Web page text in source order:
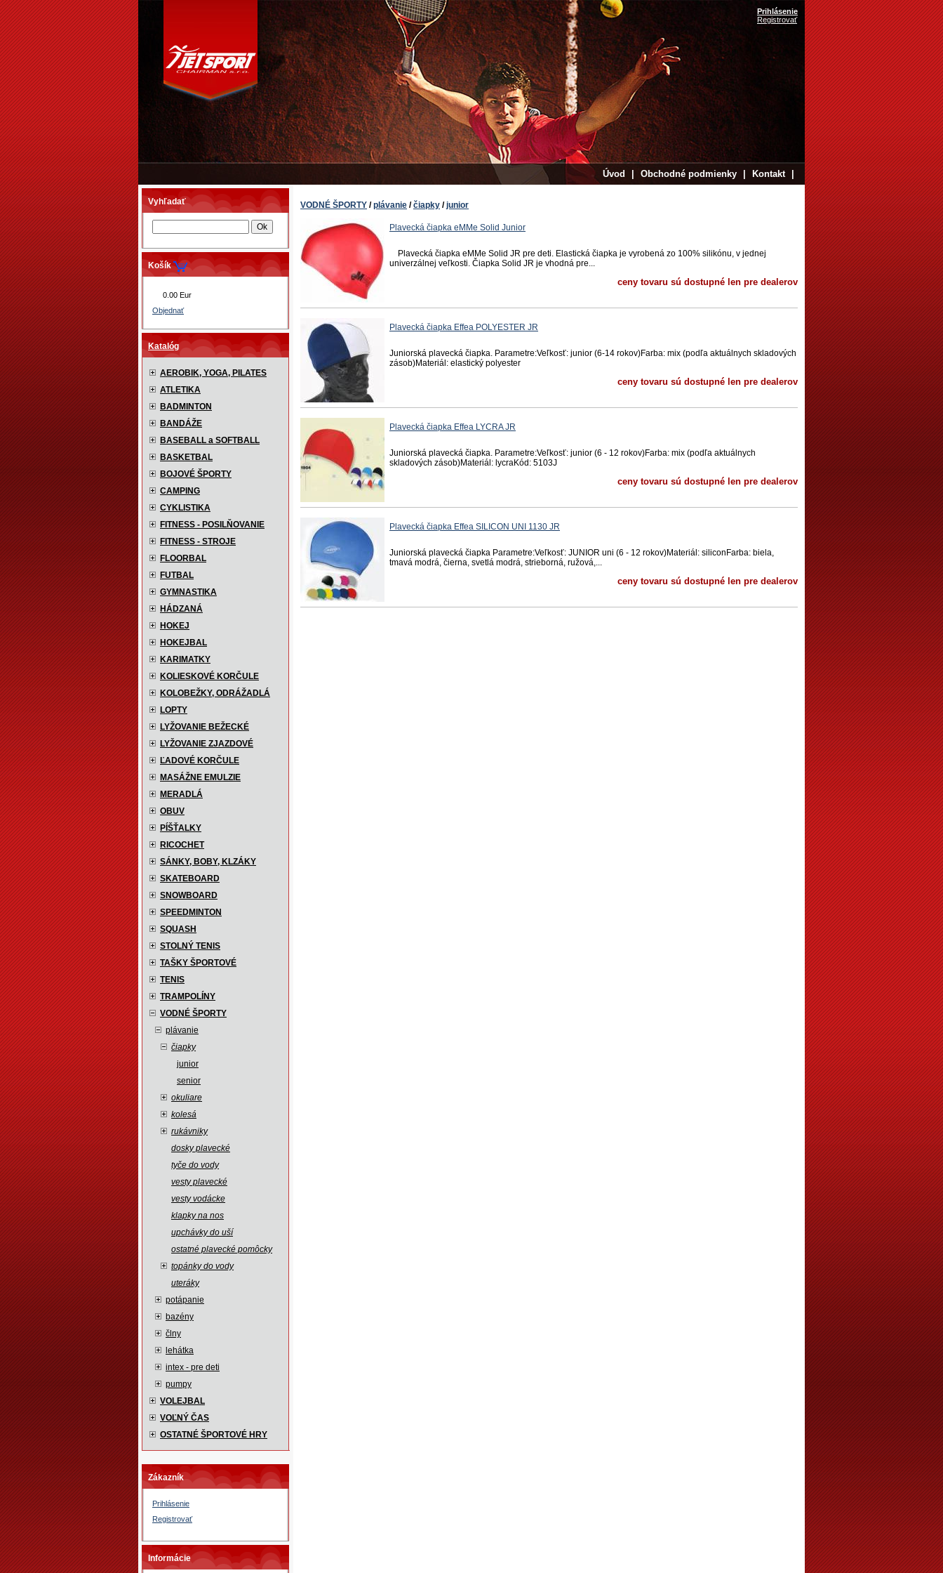
Prihlásenie
Registrovať
Úvod Obchodné podmienky Kontakt
Vyhľadať
Košík
0.00 Eur
Objednať
Katalóg
AEROBIK, YOGA, PILATES
ATLETIKA
BADMINTON
BANDÁŽE
BASEBALL a SOFTBALL
BASKETBAL
BOJOVÉ ŠPORTY
CAMPING
CYKLISTIKA
FITNESS - POSILŇOVANIE
FITNESS - STROJE
FLOORBAL
FUTBAL
GYMNASTIKA
HÁDZANÁ
HOKEJ
HOKEJBAL
KARIMATKY
KOLIESKOVÉ KORČULE
KOLOBEŽKY, ODRÁŽADLÁ
LOPTY
LYŽOVANIE BEŽECKÉ
LYŽOVANIE ZJAZDOVÉ
ĽADOVÉ KORČULE
MASÁŽNE EMULZIE
MERADLÁ
OBUV
PÍŠŤALKY
RICOCHET
SÁNKY, BOBY, KLZÁKY
SKATEBOARD
SNOWBOARD
SPEEDMINTON
SQUASH
STOLNÝ TENIS
TAŠKY ŠPORTOVÉ
TENIS
TRAMPOLÍNY
VODNÉ ŠPORTY
plávanie
čiapky
junior
senior
okuliare
kolesá
rukávniky
dosky plavecké
tyče do vody
vesty plavecké
vesty vodácke
klapky na nos
upchávky do uší
ostatné plavecké pomôcky
topánky do vody
uteráky
potápanie
bazény
člny
lehátka
intex - pre deti
pumpy
VOLEJBAL
VOĽNÝ ČAS
OSTATNÉ ŠPORTOVÉ HRY
Zákazník
Prihlásenie
Registrovať
Informácie
VODNÉ ŠPORTY /plávanie /čiapky /junior
Plavecká čiapka eMMe Solid Junior
Plavecká čiapka eMMe Solid JR pre deti. Elastická čiapka je vyrobená zo 100% silikónu, v jednej
univerzálnej veľkosti. Čiapka Solid JR je vhodná pre...
ceny tovaru sú dostupné len pre dealerov
Plavecká čiapka Effea POLYESTER JR
Juniorská plavecká čiapka. Parametre:Veľkosť: junior (6-14 rokov)Farba: mix (podľa aktuálnych skladových
zásob)Materiál: elastický polyester
ceny tovaru sú dostupné len pre dealerov
Plavecká čiapka Effea LYCRA JR
Juniorská plavecká čiapka. Parametre:Veľkosť: junior (6 - 12 rokov)Farba: mix (podľa aktuálnych
skladových zásob)Materiál: lycraKód: 5103J
ceny tovaru sú dostupné len pre dealerov
Plavecká čiapka Effea SILICON UNI 1130 JR
Juniorská plavecká čiapka Parametre:Veľkosť: JUNIOR uni (6 - 12 rokov)Materiál: siliconFarba: biela,
tmavá modrá, čierna, svetlá modrá, strieborná, ružová,...
ceny tovaru sú dostupné len pre dealerov